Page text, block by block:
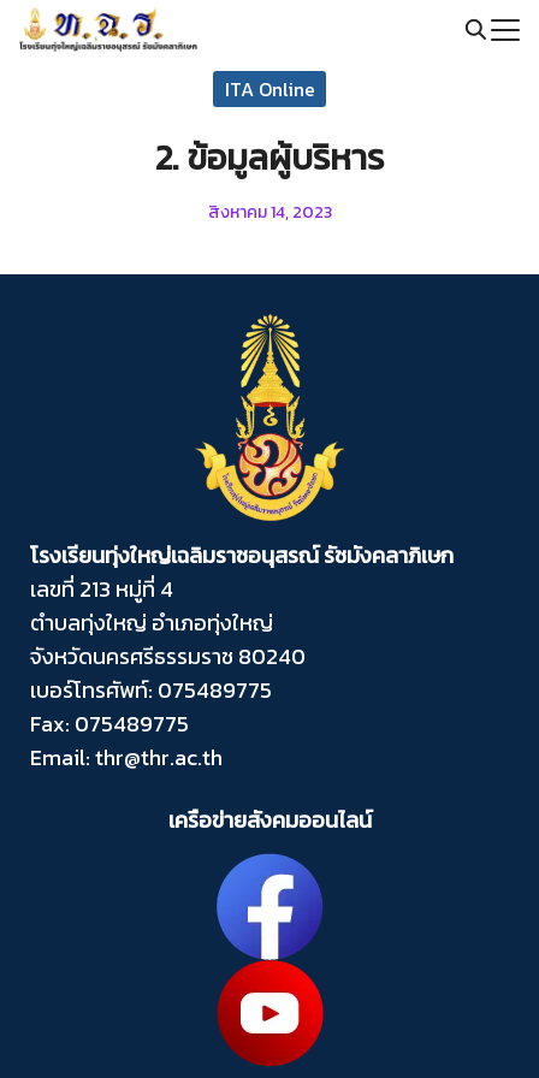
Skip
ITA Online
2. ข้อมูลผู้บริหาร
สิงหาคม 14, 2023
โรงเรียนทุ่งใหญ่เฉลิมราชอนุสรณ์ รัชมังคลาภิเษก
เลขที่ 213 หมู่ที่ 4
ตำบลทุ่งใหญ่ อำเภอทุ่งใหญ่
จังหวัดนครศรีธรรมราช 80240
เบอร์โทรศัพท์: 075489775
Fax: 075489775
Email: thr@thr.ac.th
เครือข่ายสังคมออนไลน์